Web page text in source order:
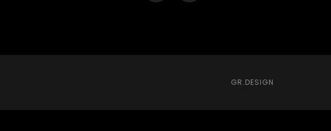
GR.DESIGN